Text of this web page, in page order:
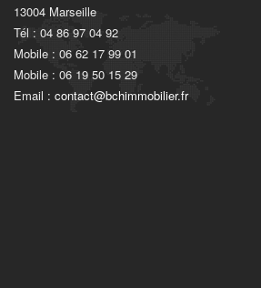
13004 Marseille
Tél : 04 86 97 04 92
Mobile : 06 62 17 99 01
Mobile : 06 19 50 15 29
Email : contact@bchimmobilier.fr